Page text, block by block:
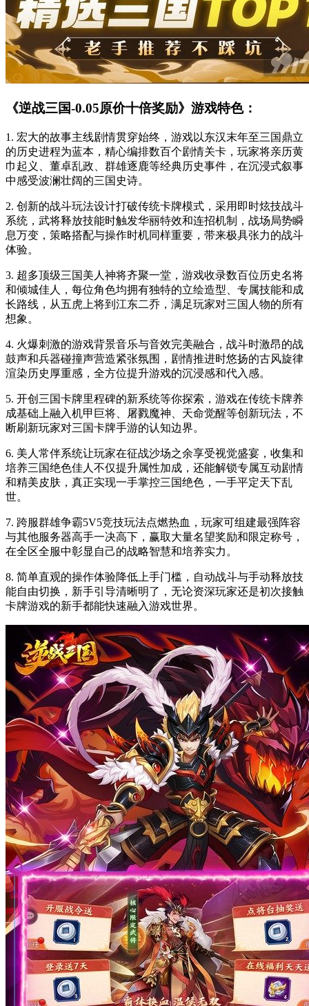
《逆战三国-0.05原价十倍奖励》游戏特色：
1. 宏大的故事主线剧情贯穿始终，游戏以东汉末年至三国鼎立
的历史进程为蓝本，精心编排数百个剧情关卡，玩家将亲历黄
巾起义、董卓乱政、群雄逐鹿等经典历史事件，在沉浸式叙事
中感受波澜壮阔的三国史诗。
2. 创新的战斗玩法设计打破传统卡牌模式，采用即时炫技战斗
系统，武将释放技能时触发华丽特效和连招机制，战场局势瞬
息万变，策略搭配与操作时机同样重要，带来极具张力的战斗
体验。
3. 超多顶级三国美人神将齐聚一堂，游戏收录数百位历史名将
和倾城佳人，每位角色均拥有独特的立绘造型、专属技能和成
长路线，从五虎上将到江东二乔，满足玩家对三国人物的所有
想象。
4. 火爆刺激的游戏背景音乐与音效完美融合，战斗时激昂的战
鼓声和兵器碰撞声营造紧张氛围，剧情推进时悠扬的古风旋律
渲染历史厚重感，全方位提升游戏的沉浸感和代入感。
5. 开创三国卡牌里程碑的新系统等你探索，游戏在传统卡牌养
成基础上融入机甲巨将、屠戮魔神、天命觉醒等创新玩法，不
断刷新玩家对三国卡牌手游的认知边界。
6. 美人常伴系统让玩家在征战沙场之余享受视觉盛宴，收集和
培养三国绝色佳人不仅提升属性加成，还能解锁专属互动剧情
和精美皮肤，真正实现一手掌控三国绝色，一手平定天下乱
世。
7. 跨服群雄争霸5V5竞技玩法点燃热血，玩家可组建最强阵容
与其他服务器高手一决高下，赢取大量名望奖励和限定称号，
在全区全服中彰显自己的战略智慧和培养实力。
8. 简单直观的操作体验降低上手门槛，自动战斗与手动释放技
能自由切换，新手引导清晰明了，无论资深玩家还是初次接触
卡牌游戏的新手都能快速融入游戏世界。